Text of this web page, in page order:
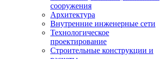
сооружения
Архитектура
Внутренние инженерные сети
Технологическое
проектирование
Строительные конструкции и